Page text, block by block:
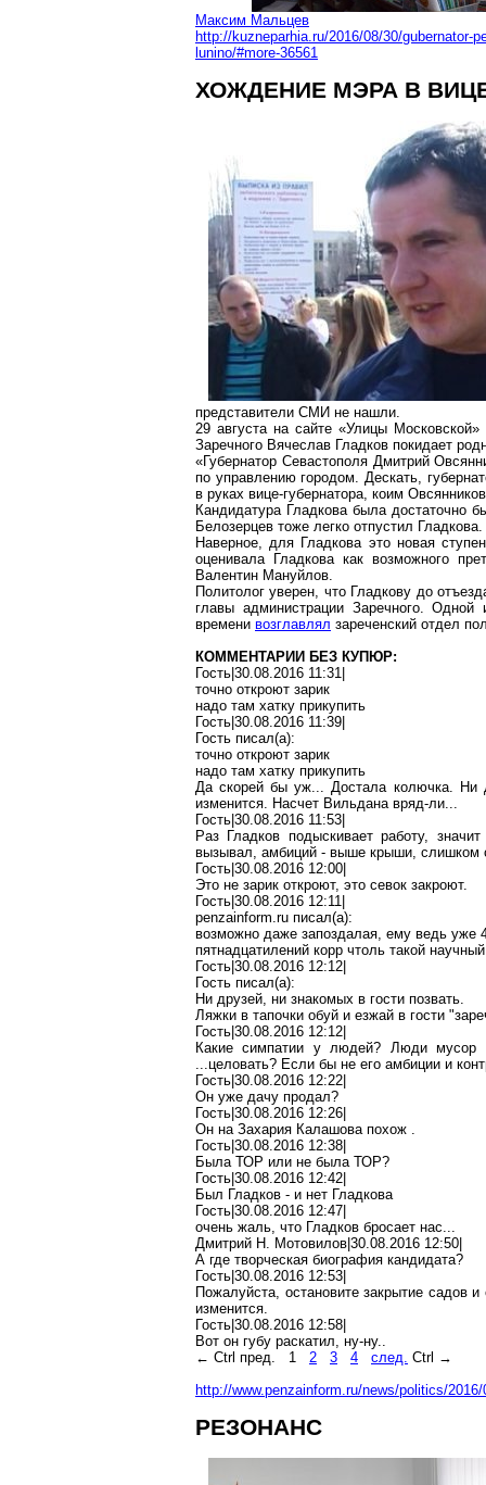
Максим Мальцев
http://kuzneparhia.ru/2016/08/30/gubernator-
lunino/#more-36561
ХОЖДЕНИЕ МЭРА В
представители СМИ не нашли.
29 августа на сайте «Улицы
Заречного Вячеслав Гладков покидает
«Губернатор Севастополя Дмитрий
по управлению городом. Дескать,
в руках вице-губернатора, коим
Кандидатура Гладкова была достаточно
Белозерцев тоже легко отпустил Гладкова.
Наверное, для Гладкова это новая
оценивала Гладкова как возможного
Валентин Мануйлов.
Политолог уверен, что Гладкову до
главы администрации Заречного.
времени возглавлял зареченский отдел
КОММЕНТАРИИ БЕЗ КУПЮР:
Гость|30.08.2016 11:31|
точно откроют зарик
надо там хатку прикупить
Гость|30.08.2016 11:39|
Гость писал(a):
точно откроют зарик
надо там хатку прикупить
Да скорей бы уж... Достала колючка. Ни
изменится. Насчет Вильдана вряд-ли...
Гость|30.08.2016 11:53|
Раз Гладков подыскивает работу, значит
вызывал, амбиций - выше крыши, слишком
Гость|30.08.2016 12:00|
Это не зарик откроют, это севок закроют.
Гость|30.08.2016 12:11|
penzainform.ru писал(a):
возможно даже запоздалая, ему ведь уже
пятнадцатилений корр чтоль такой
Гость|30.08.2016 12:12|
Гость писал(a):
Ни друзей, ни знакомых в гости позвать.
Ляжки в тапочки обуй и езжай в гости "
Гость|30.08.2016 12:12|
Какие симпатии у людей? Люди
...целовать? Если бы не его амбиции и
Гость|30.08.2016 12:22|
Он уже дачу продал?
Гость|30.08.2016 12:26|
Он на Захария Калашовапохож .
Гость|30.08.2016 12:38|
Была ТОР или не была ТОР?
Гость|30.08.2016 12:42|
Был Гладков - и нет Гладкова
Гость|30.08.2016 12:47|
очень жаль, что Гладков бросает нас...
Дмитрий Н. Мотовилов|30.08.2016 12:50|
А где творческая биография кандидата?
Гость|30.08.2016 12:53|
Пожалуйста, остановите закрытие садов
изменится.
Гость|30.08.2016 12:58|
Вот он губу раскатил, ну-ну..
← Ctrl пред. 1 2 3 4 след. Ctrl →
http://www.penzainform.ru/news/politics/
РЕЗОНАНС